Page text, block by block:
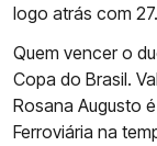
logo atrás com 27.
Quem vencer o
Copa do Brasil.
Rosana Augusto
Ferroviária na